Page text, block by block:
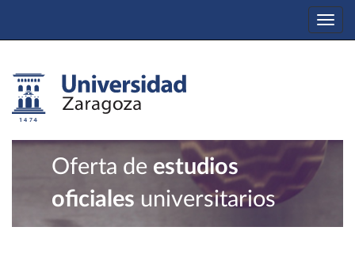
Oferta de estudios
oficiales universitarios